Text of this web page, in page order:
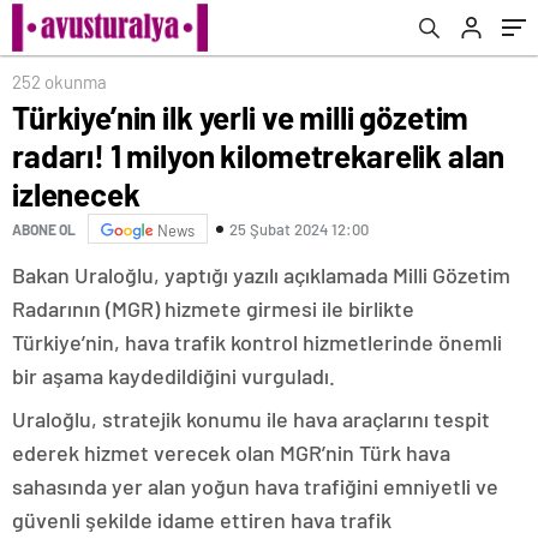
252 okunma
Türkiye’nin ilk yerli ve milli gözetim
radarı! 1 milyon kilometrekarelik alan
izlenecek
ABONE OL News 25 Şubat 2024 12:00
Bakan Uraloğlu, yaptığı yazılı açıklamada Milli Gözetim
Radarının (MGR) hizmete girmesi ile birlikte
Türkiye’nin, hava trafik kontrol hizmetlerinde önemli
bir aşama kaydedildiğini vurguladı.
Uraloğlu, stratejik konumu ile hava araçlarını tespit
ederek hizmet verecek olan MGR’nin Türk hava
sahasında yer alan yoğun hava trafiğini emniyetli ve
güvenli şekilde idame ettiren hava trafik